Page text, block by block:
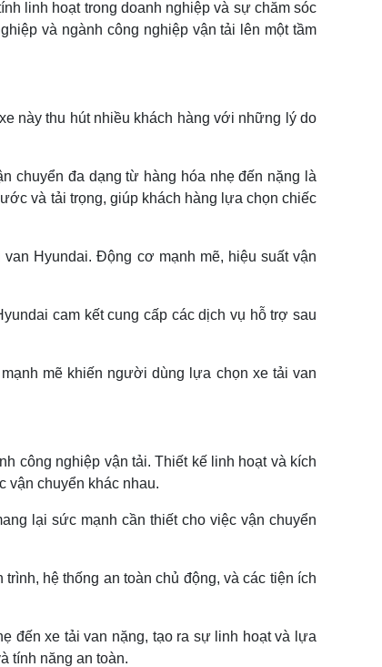
linh hoạt trong doanh nghiệp và sự chăm sóc
và ngành công nghiệp vận tải lên một tầm
này thu hút nhiều khách hàng với những lý do
chuyển đa dạng từ hàng hóa nhẹ đến nặng là
và tải trọng, giúp khách hàng lựa chọn chiếc
Hyundai. Động cơ mạnh mẽ, hiệu suất vận
cam kết cung cấp các dịch vụ hỗ trợ sau
mẽ khiến người dùng lựa chọn xe tải van
công nghiệp vận tải. Thiết kế linh hoạt và kích
vận chuyển khác nhau.
lại sức mạnh cần thiết cho việc vận chuyển
hệ thống an toàn chủ động, và các tiện ích
đến xe tải van nặng, tạo ra sự linh hoạt và lựa
tính năng an toàn.